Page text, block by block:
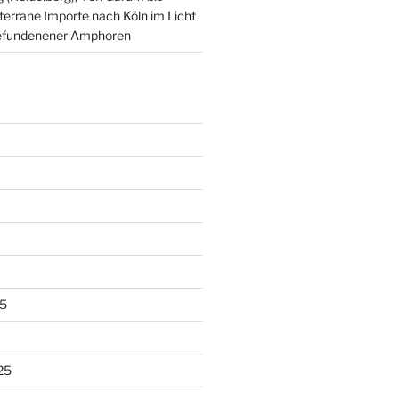
Importe nach Köln im Licht
Amphoren